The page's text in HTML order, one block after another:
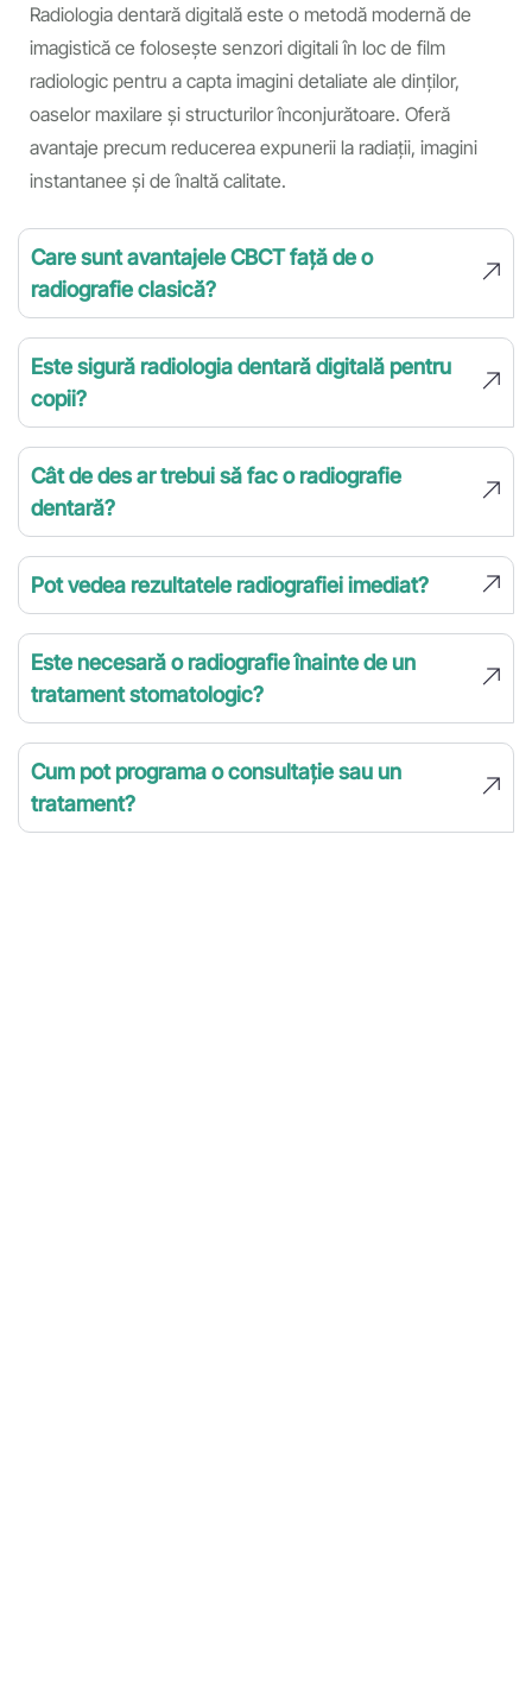
Radiologia dentară digitală este o metodă modernă de
imagistică ce folosește senzori digitali în loc de film
radiologic pentru a capta imagini detaliate ale dinților,
oaselor maxilare și structurilor înconjurătoare. Oferă
avantaje precum reducerea expunerii la radiații, imagini
instantanee și de înaltă calitate.
Care sunt avantajele CBCT față de o
radiografie clasică?
Este sigură radiologia dentară digitală pentru
copii?
Cât de des ar trebui să fac o radiografie
dentară?
Pot vedea rezultatele radiografiei imediat?
Este necesară o radiografie înainte de un
tratament stomatologic?
Cum pot programa o consultație sau un
tratament?